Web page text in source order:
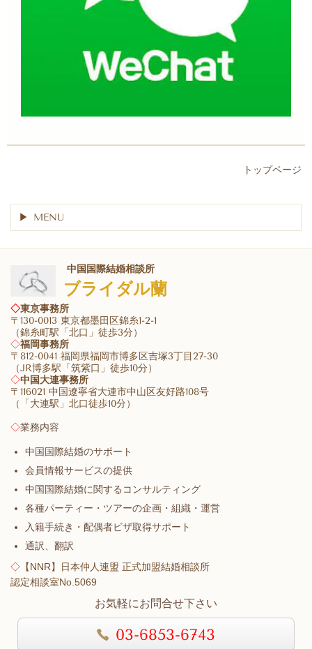
トップページ
MENU
中国国際結婚相談所
ブライダル蘭
◇東京事務所
〒130-0013 東京都墨田区錦糸1-2-1
（錦糸町駅「北口」徒歩3分）
◇福岡事務所
〒812-0041 福岡県福岡市博多区吉塚3丁目27-30
（JR博多駅「筑紫口」徒歩10分）
◇中国大連事務所
〒116021 中国遼寧省大連市中山区友好路108号
（「大連駅」北口徒歩10分）
◇業務内容
中国国際結婚のサポート
会員情報サービスの提供
中国国際結婚に関するコンサルティング
各種パーティー・ツアーの企画・組織・運営
入籍手続き・配偶者ビザ取得サポート
通訳、翻訳
◇ 【NNR】日本仲人連盟 正式加盟結婚相談所
認定相談室No.5069
お気軽にお問合せ下さい
03-6853-6743